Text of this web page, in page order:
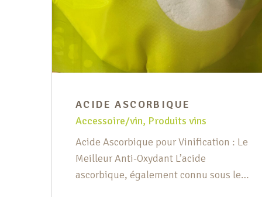
ACIDE ASCORBIQUE
Accessoire/vin, Produits vins
Acide Ascorbique pour Vinification : Le
Meilleur Anti-Oxydant L’acide
ascorbique, également connu sous le